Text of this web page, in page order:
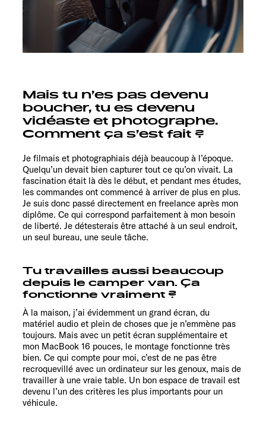
Mais tu n’es pas devenu
boucher, tu es devenu
vidéaste et photographe.
Comment ça s’est fait ?
Je filmais et photographiais déjà beaucoup à l’époque.
Quelqu’un devait bien capturer tout ce qu’on vivait. La
fascination était là dès le début, et pendant mes études,
les commandes ont commencé à arriver de plus en plus.
Je suis donc passé directement en freelance après mon
diplôme. Ce qui correspond parfaitement à mon besoin
de liberté. Je détesterais être attaché à un seul endroit,
un seul bureau, une seule tâche.
Tu travailles aussi beaucoup
depuis le camper van. Ça
fonctionne vraiment ?
À la maison, j’ai évidemment un grand écran, du
matériel audio et plein de choses que je n’emmène pas
toujours. Mais avec un petit écran supplémentaire et
mon MacBook 16 pouces, le montage fonctionne très
bien. Ce qui compte pour moi, c’est de ne pas être
recroquevillé avec un ordinateur sur les genoux, mais de
travailler à une vraie table. Un bon espace de travail est
devenu l’un des critères les plus importants pour un
véhicule.